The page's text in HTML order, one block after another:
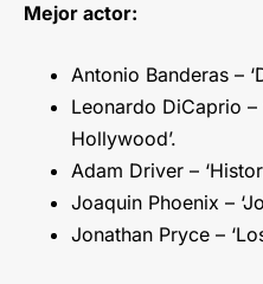
Mejor actor:
Antonio Banderas –
Leonardo DiCaprio
Hollywood’.
Adam Driver –
Joaquin Phoenix –
Jonathan Pryce –